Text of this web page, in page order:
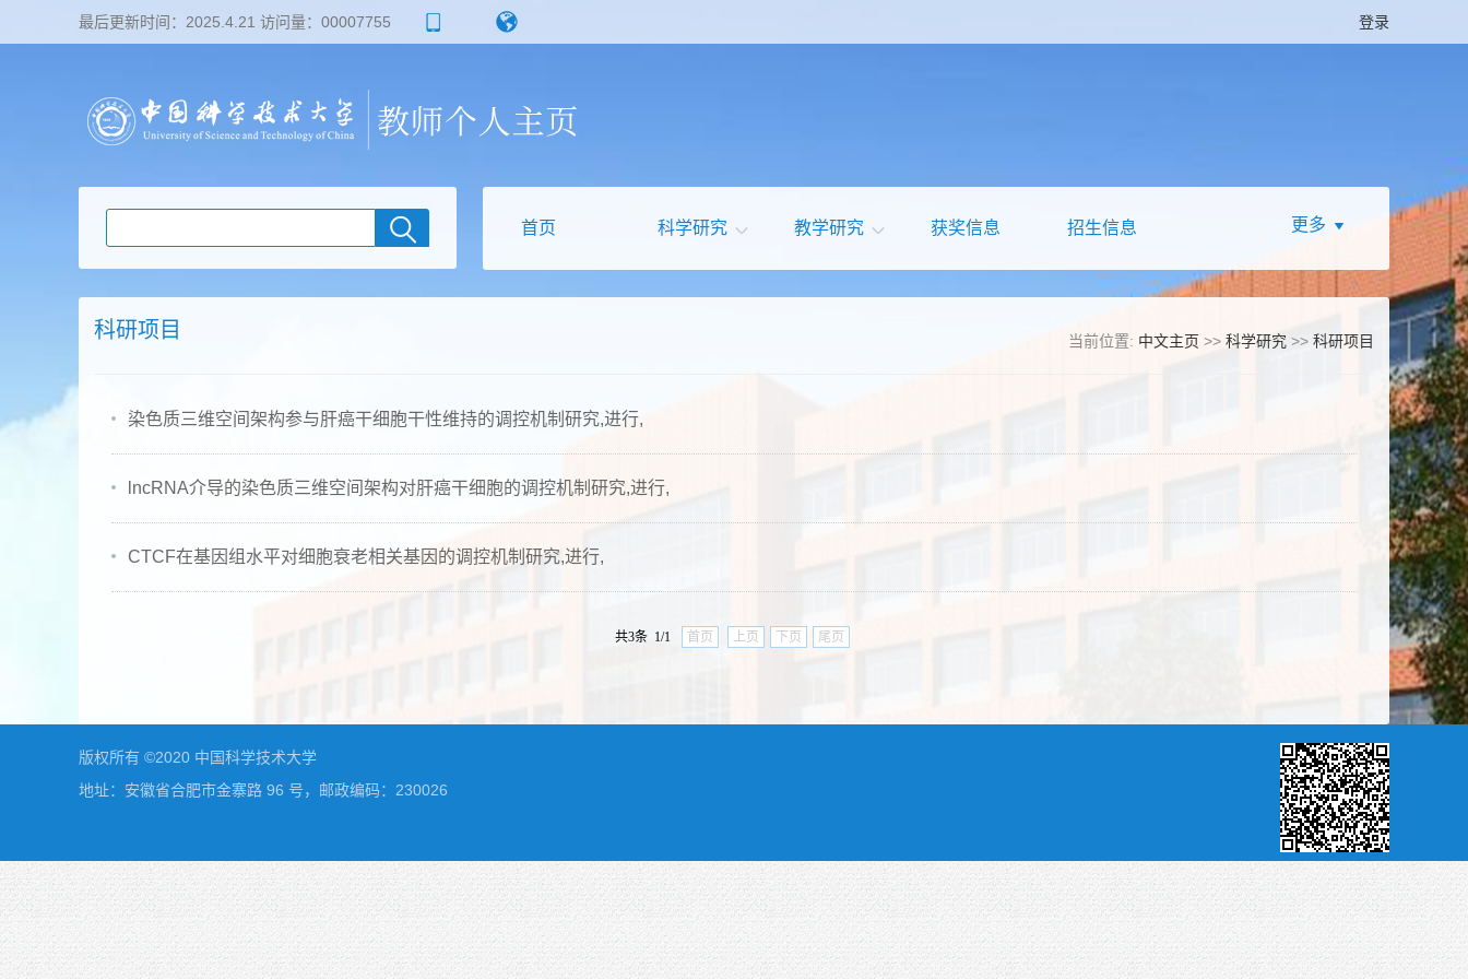
最后更新时间： 2025 4 21 访问量： 00007755 登录
首页 科学研究 教学研究 获奖信息 招生信息 更多
科研项目 当前位置: 中文主页 >> 科学研究 >> 科研项目
染色质三维空间架构参与肝癌干细胞干性维持的调控机制研究,进行,
lncRNA介导的染色质三维空间架构对肝癌干细胞的调控机制研究,进行,
CTCF在基因组水平对细胞衰老相关基因的调控机制研究,进行,
共3条 1/1 首页 上页 下页 尾页
版权所有 ©2020 中国科学技术大学
地址：安徽省合肥市金寨路 96 号，邮政编码：230026